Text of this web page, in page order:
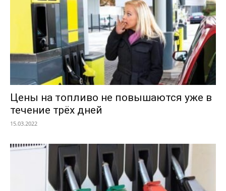
Цены на топливо не повышаются уже в
течение трёх дней
15.03.2022